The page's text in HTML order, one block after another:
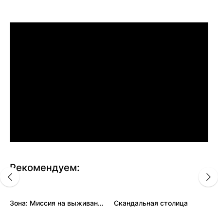
Рекомендуем:
Зона: Миссия на выживание Скандальная столица